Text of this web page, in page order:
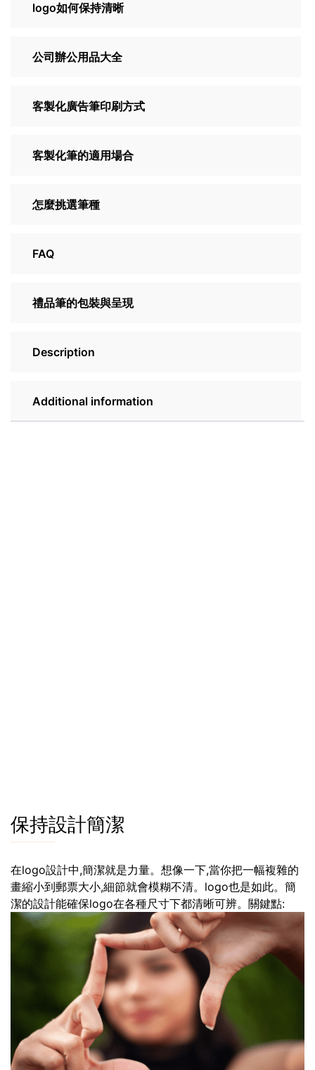
logo如何保持清晰
公司辦公用品大全
客製化廣告筆印刷方式
客製化筆的適用場合
怎麼挑選筆種
FAQ
禮品筆的包裝與呈現
Description
Additional information
保持設計簡潔
在logo設計中,簡潔就是力量。想像一下,當你把一幅複雜的
畫縮小到郵票大小,細節就會模糊不清。logo也是如此。簡
潔的設計能確保logo在各種尺寸下都清晰可辨。關鍵點: